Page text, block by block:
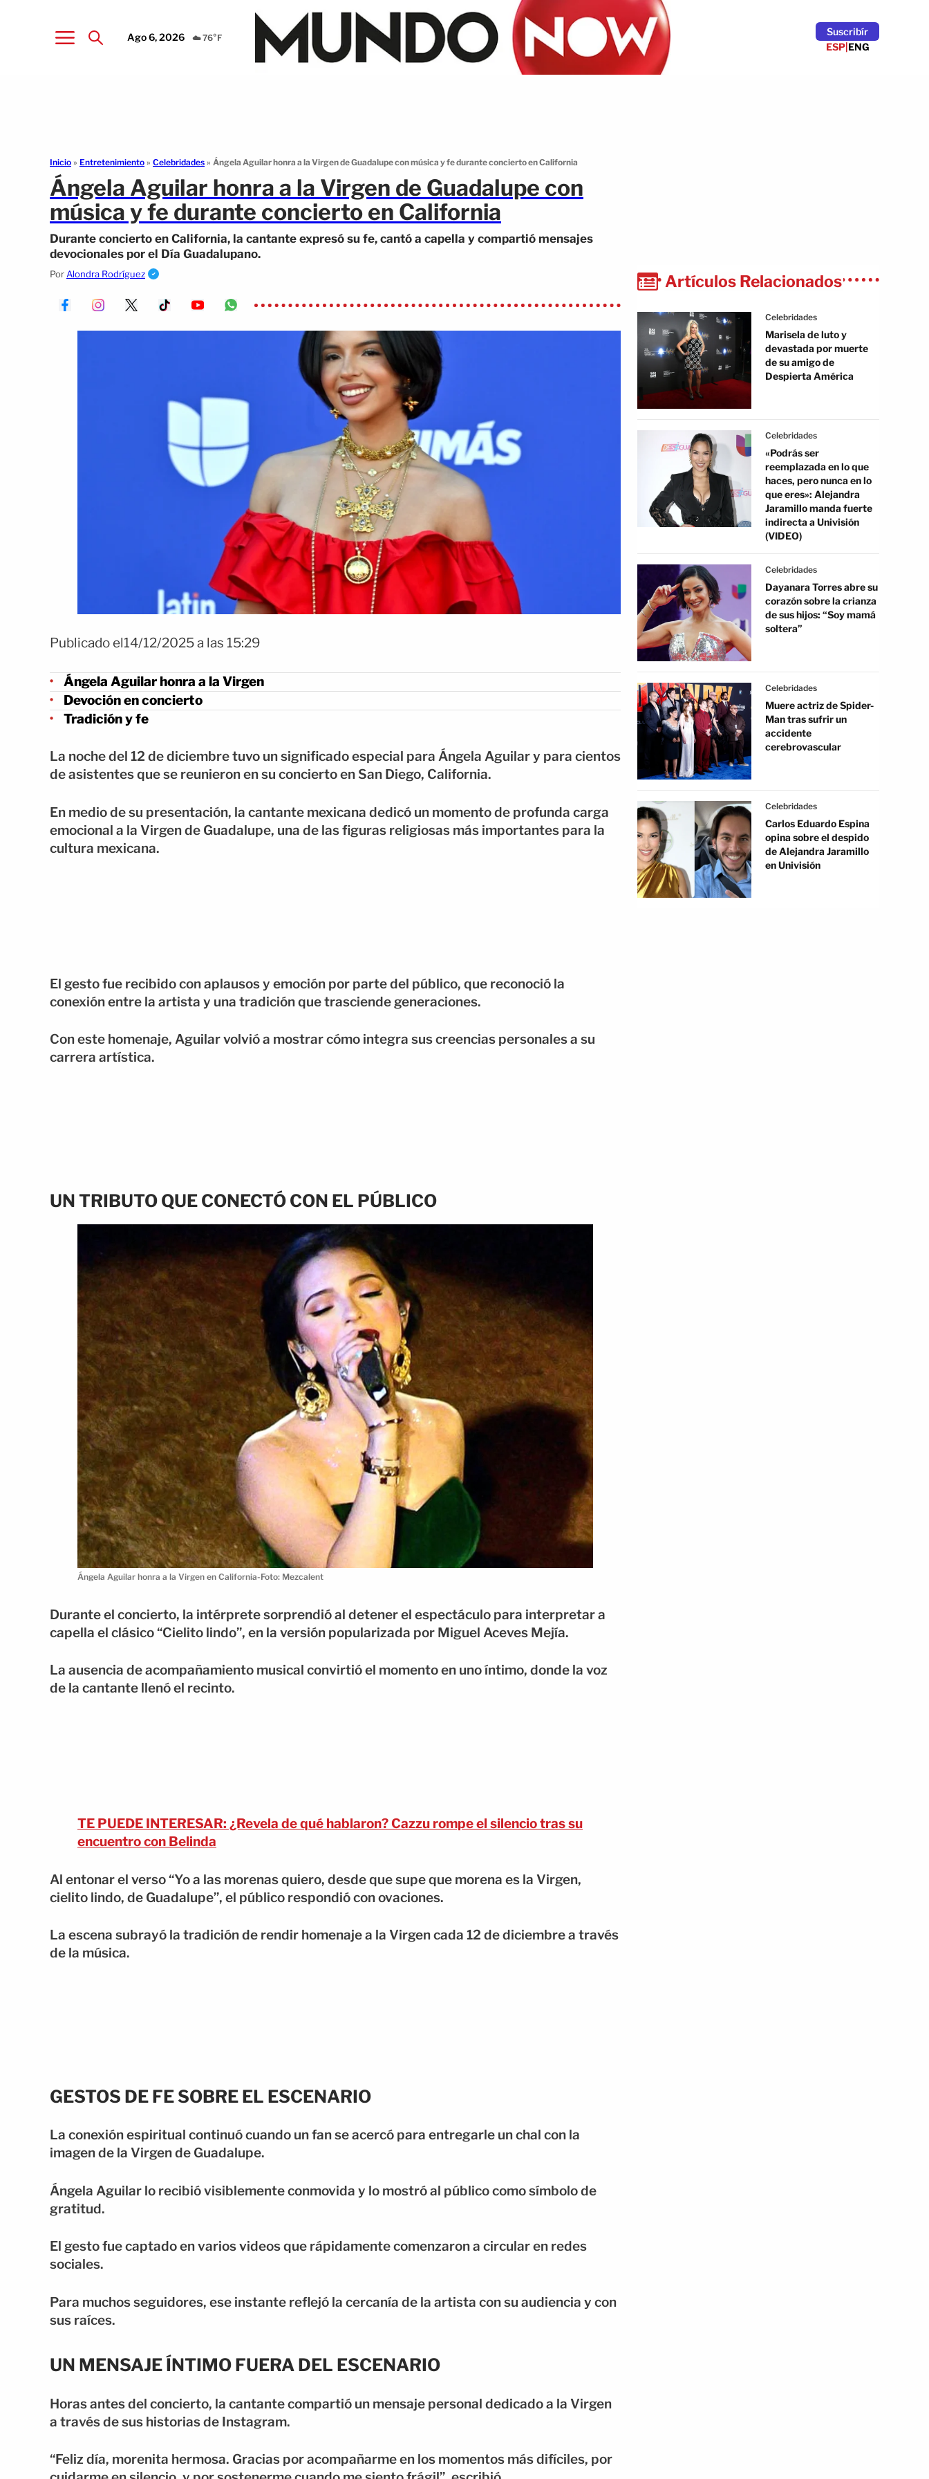
Ago 6, 2026 ☁️ 76°F
Suscribír
ESP|ENG
Inicio » Entretenimiento » Celebridades » Ángela Aguilar honra a la Virgen de Guadalupe con música y fe durante concierto en California
Ángela Aguilar honra a la Virgen de Guadalupe con
música y fe durante concierto en California
Durante concierto en California, la cantante expresó su fe, cantó a capella y compartió mensajes
devocionales por el Día Guadalupano.
Por Alondra Rodríguez
Publicado el14/12/2025 a las 15:29
Ángela Aguilar honra a la Virgen
Devoción en concierto
Tradición y fe
La noche del 12 de diciembre tuvo un significado especial para Ángela Aguilar y para cientos
de asistentes que se reunieron en su concierto en San Diego, California.
En medio de su presentación, la cantante mexicana dedicó un momento de profunda carga
emocional a la Virgen de Guadalupe, una de las figuras religiosas más importantes para la
cultura mexicana.
El gesto fue recibido con aplausos y emoción por parte del público, que reconoció la
conexión entre la artista y una tradición que trasciende generaciones.
Con este homenaje, Aguilar volvió a mostrar cómo integra sus creencias personales a su
carrera artística.
UN TRIBUTO QUE CONECTÓ CON EL PÚBLICO
Ángela Aguilar honra a la Virgen en California-Foto: Mezcalent
Durante el concierto, la intérprete sorprendió al detener el espectáculo para interpretar a
capella el clásico “Cielito lindo”, en la versión popularizada por Miguel Aceves Mejía.
La ausencia de acompañamiento musical convirtió el momento en uno íntimo, donde la voz
de la cantante llenó el recinto.
TE PUEDE INTERESAR: ¿Revela de qué hablaron? Cazzu rompe el silencio tras su
encuentro con Belinda
Al entonar el verso “Yo a las morenas quiero, desde que supe que morena es la Virgen,
cielito lindo, de Guadalupe”, el público respondió con ovaciones.
La escena subrayó la tradición de rendir homenaje a la Virgen cada 12 de diciembre a través
de la música.
GESTOS DE FE SOBRE EL ESCENARIO
La conexión espiritual continuó cuando un fan se acercó para entregarle un chal con la
imagen de la Virgen de Guadalupe.
Ángela Aguilar lo recibió visiblemente conmovida y lo mostró al público como símbolo de
gratitud.
El gesto fue captado en varios videos que rápidamente comenzaron a circular en redes
sociales.
Para muchos seguidores, ese instante reflejó la cercanía de la artista con su audiencia y con
sus raíces.
UN MENSAJE ÍNTIMO FUERA DEL ESCENARIO
Horas antes del concierto, la cantante compartió un mensaje personal dedicado a la Virgen
a través de sus historias de Instagram.
“Feliz día, morenita hermosa. Gracias por acompañarme en los momentos más difíciles, por
Artículos Relacionados
Celebridades
Marisela de luto y
devastada por muerte
de su amigo de
Despierta América
Celebridades
«Podrás ser
reemplazada en lo que
haces, pero nunca en lo
que eres»: Alejandra
Jaramillo manda fuerte
indirecta a Univisión
(VIDEO)
Celebridades
Dayanara Torres abre su
corazón sobre la crianza
de sus hijos: “Soy mamá
soltera”
Celebridades
Muere actriz de Spider-
Man tras sufrir un
accidente
cerebrovascular
Celebridades
Carlos Eduardo Espina
opina sobre el despido
de Alejandra Jaramillo
en Univisión